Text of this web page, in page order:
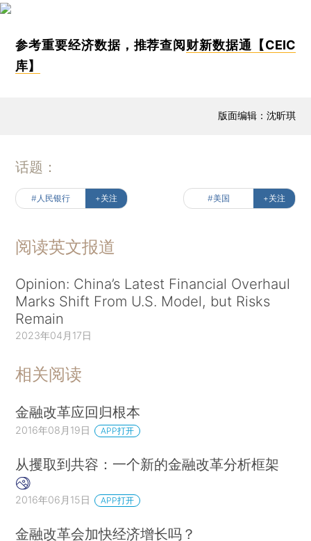
参考重要经济数据，推荐查阅财新数据通【CEIC
库】
版面编辑：沈昕琪
话题：
#人民银行 +关注 #美国 +关注
阅读英文报道
Opinion: China’s Latest Financial Overhaul
Marks Shift From U.S. Model, but Risks
Remain
2023年04月17日
相关阅读
金融改革应回归根本
2016年08月19日 APP打开
从攫取到共容：一个新的金融改革分析框架
2016年06月15日 APP打开
金融改革会加快经济增长吗？